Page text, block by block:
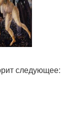
следующее: